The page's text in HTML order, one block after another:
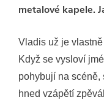
metalové kapele.
Vladis už je
Když se vysloví
pohybují na scéně,
hned vzápětí